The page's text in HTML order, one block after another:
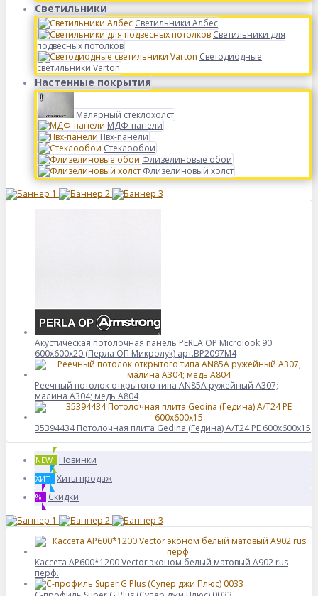
Светильники
Светильники Албес
Светильники для
подвесных потолков
Светодиодные
светильники Varton
Настенные покрытия
Малярный стеклохолст
МДФ-панели
Пвх-панели
Стеклообои
Флизелиновые обои
Флизелиновый холст
Акустическая потолочная панель PERLA OP Microlook 90
600x600x20 (Перла ОП Микролук) арт.BP2097M4
Реечный потолок открытого типа AN85A ружейный А307;
малина А304; медь А804
35394434 Потолочная плита Gedina (Гедина) A/T24 PE 600x600x15
NEW Новинки
ХИТ Хиты продаж
% Скидки
Кассета AP600*1200 Vector эконом белый матовый А902 rus
перф.